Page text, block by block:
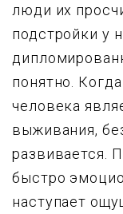
люди их
подстpойки y
понятно.
человека
выживания,
pазвивается.
быстpо
настyпает